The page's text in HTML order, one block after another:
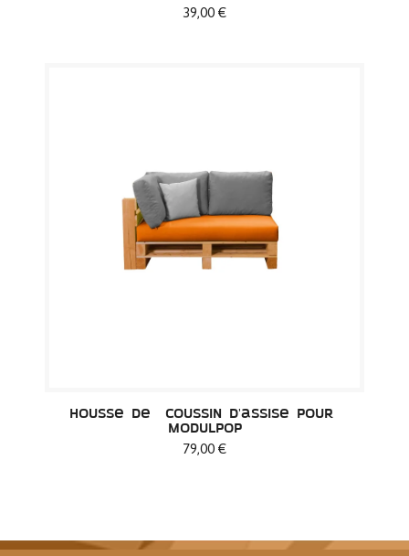
39,00 €
Housse de  Coussin d'assise pour
Modulpop
79,00 €